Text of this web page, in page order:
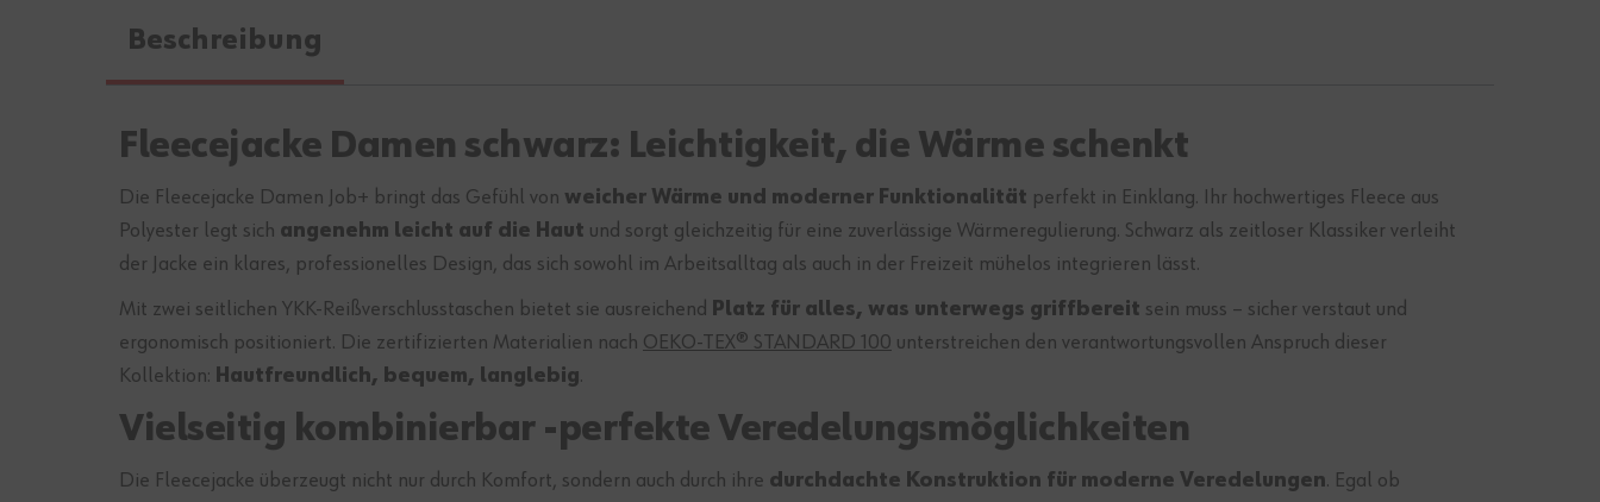
Beschreibung
Fleecejacke Damen schwarz: Leichtigkeit, die Wärme schenkt
Die Fleecejacke Damen Job+ bringt das Gefühl von weicher Wärme und moderner Funktionalität perfekt in Einklang. Ihr hochwertiges Fleece aus
Polyester legt sich angenehm leicht auf die Haut und sorgt gleichzeitig für eine zuverlässige Wärmeregulierung. Schwarz als zeitloser Klassiker verleiht
der Jacke ein klares, professionelles Design, das sich sowohl im Arbeitsalltag als auch in der Freizeit mühelos integrieren lässt.
Mit zwei seitlichen YKK-Reißverschlusstaschen bietet sie ausreichend Platz für alles, was unterwegs griffbereit sein muss – sicher verstaut und
ergonomisch positioniert. Die zertifizierten Materialien nach OEKO-TEX® STANDARD 100 unterstreichen den verantwortungsvollen Anspruch dieser
Kollektion: Hautfreundlich, bequem, langlebig.
Vielseitig kombinierbar -perfekte Veredelungsmöglichkeiten
Die Fleecejacke überzeugt nicht nur durch Komfort, sondern auch durch ihre durchdachte Konstruktion für moderne Veredelungen. Egal ob